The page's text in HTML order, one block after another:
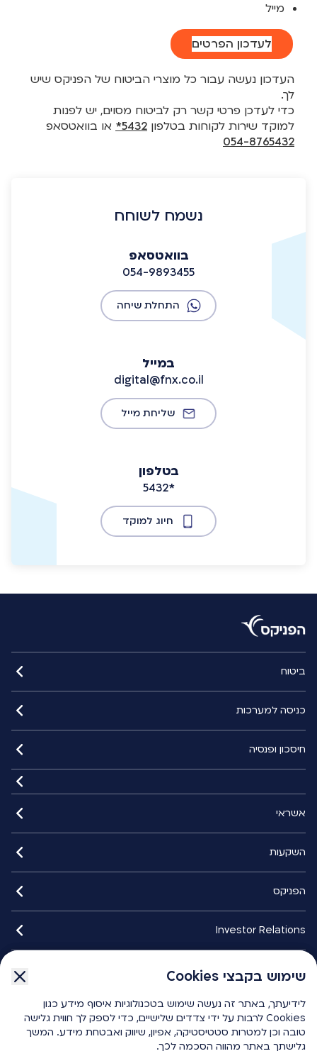
שימוש בקבצי Cookies
לידיעתך, באתר זה נעשה שימוש בטכנולוגיות איסוף מידע כגון
Cookies לרבות על ידי צדדים שלישיים, כדי לספק לך חווית גלישה
טובה וכן למטרות סטטיסטיקה, אפיון, שיווק ואבטחת מידע. המשך
גלישתך באתר מהווה הסכמה לכך.
מייל
לעדכון הפרטים
העדכון נעשה עבור כל מוצרי הביטוח של הפניקס שיש
לך.
כדי לעדכן פרטי קשר רק לביטוח מסוים, יש לפנות
למוקד שירות לקוחות בטלפון 5432*
או בוואטסאפ
054-8765432
נשמח לשוחח
בוואטסאפ
054-9893455
התחלת שיחה
במייל
digital@fnx.co.il
שליחת מייל
בטלפון
5432*
חיוג למוקד
ביטוח
כניסה למערכות
חיסכון ופנסיה
אשראי
השקעות
הפניקס
Investor Relations
הפניקס smart
כלים ומחשבונים
שימוש בקבצי Cookies
לידיעתך, באתר זה נעשה שימוש בטכנולוגיות איסוף מידע כגון
Cookies לרבות על ידי צדדים שלישיים, כדי לספק לך חווית גלישה
טובה וכן למטרות סטטיסטיקה, אפיון, שיווק ואבטחת מידע. המשך
גלישתך באתר מהווה הסכמה לכך.